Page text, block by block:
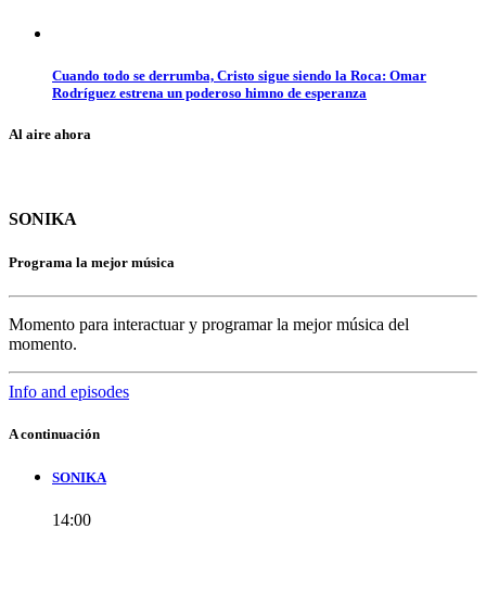
Cuando todo se derrumba, Cristo sigue siendo la Roca: Omar
Rodríguez estrena un poderoso himno de esperanza
Al aire ahora
SONIKA
Programa la mejor música
Momento para interactuar y programar la mejor música del
momento.
Info and episodes
A continuación
SONIKA
14:00